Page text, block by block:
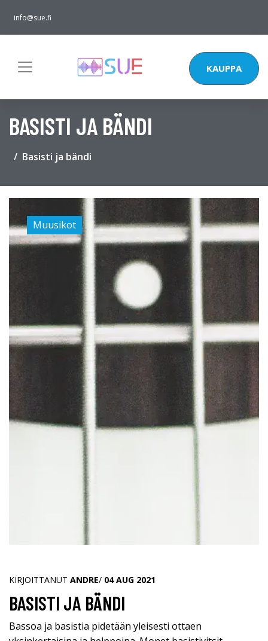
info@sue.fi
KAUPPA
BASISTI JA BÄNDI
Basisti ja bändi
Muusikot
KIRJOITTANUT ANDRE/ 04 AUG 2021
BASISTI JA BÄNDI
Bassoa ja basistia pidetään yleisesti ottaen